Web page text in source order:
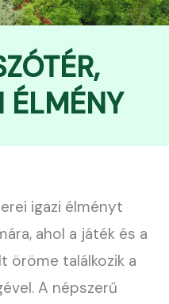
ÉLMÉNY
igazi élményt
ahol a játék és a
öröme találkozik a
A népszerű